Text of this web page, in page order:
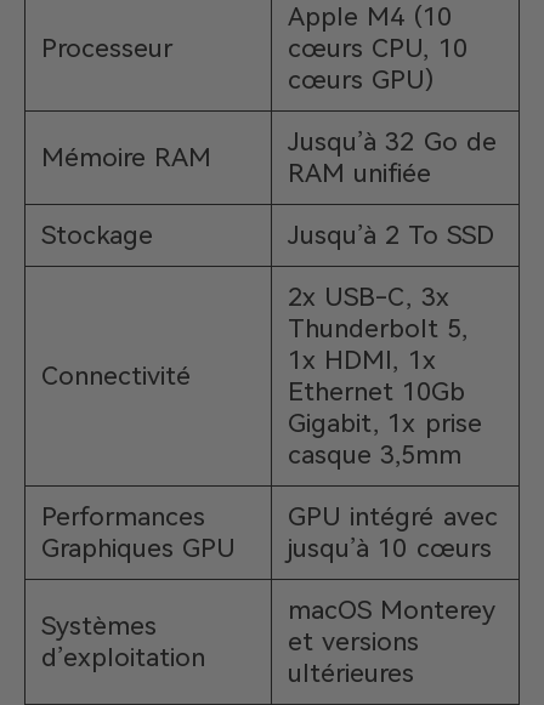
Processeur
Apple M4 (10
cœurs CPU, 10
cœurs GPU)
Mémoire RAM
Jusqu’à 32 Go de
RAM unifiée
Stockage Jusqu’à 2 To SSD
Connectivité
2x USB-C, 3x
Thunderbolt 5,
1x HDMI, 1x
Ethernet 10Gb
Gigabit, 1x prise
casque 3,5mm
Performances
Graphiques GPU
GPU intégré avec
jusqu’à 10 cœurs
Systèmes
d’exploitation
macOS Monterey
et versions
ultérieures